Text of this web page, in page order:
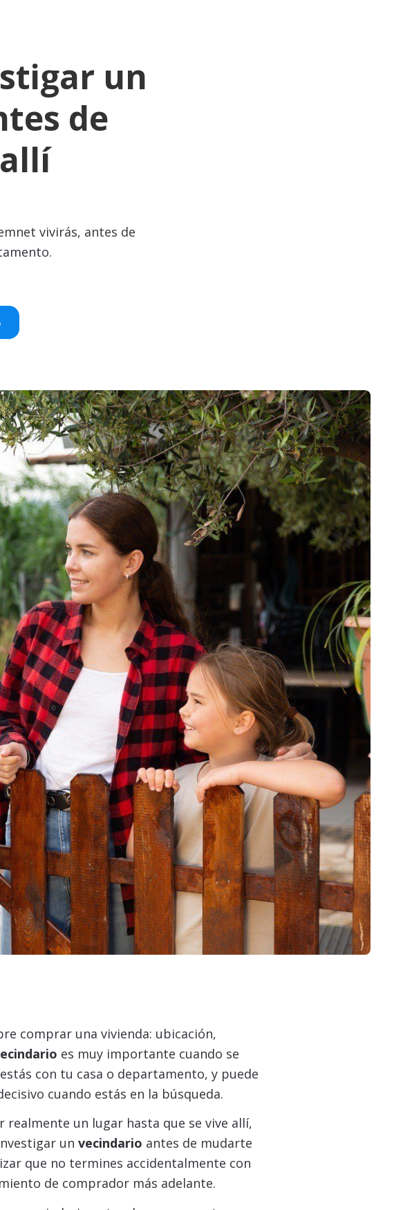
un
de
vivirás, antes de
comprar una vivienda: ubicación,
es muy importante cuando se
con tu casa o departamento, y puede
cuando estás en la búsqueda.
realmente un lugar hasta que se vive allí,
un vecindario antes de mudarte
que no termines accidentalmente con
de comprador más adelante.